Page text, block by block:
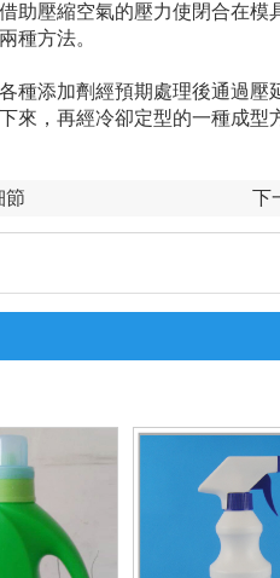
助壓縮空氣的壓力使閉合在
種方法。
種添加劑經預期處理後通過
來，再經冷卻定型的一種成型
節 下